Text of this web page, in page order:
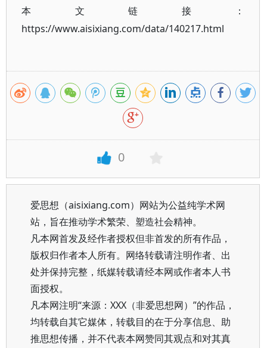
本文链接：
https://www.aisixiang.com/data/140217.html
0
爱思想（aisixiang.com）网站为公益纯学术网
站，旨在推动学术繁荣、塑造社会精神。
凡本网首发及经作者授权但非首发的所有作品，
版权归作者本人所有。网络转载请注明作者、出
处并保持完整，纸媒转载请经本网或作者本人书
面授权。
凡本网注明“来源：XXX（非爱思想网）”的作品，
均转载自其它媒体，转载目的在于分享信息、助
推思想传播，并不代表本网赞同其观点和对其真